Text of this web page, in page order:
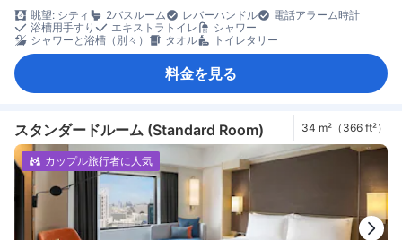
眺望: シティ
2バスルーム レバーハンドル
電話アラーム時計
浴槽用手すり
エキストラトイレ
シャワー
シャワーと浴槽（別々）
タオル トイレタリー
料金を見る
スタンダードルーム (Standard Room) 34 m²（366 ft²）
カップル旅行者に人気